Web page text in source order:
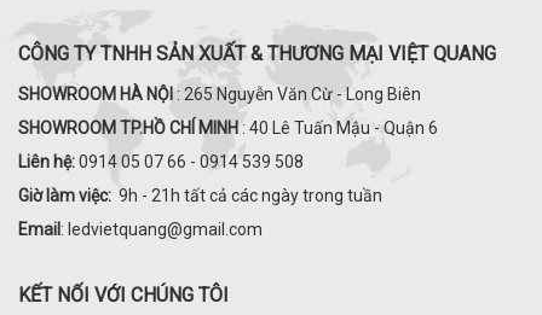
CÔNG TY TNHH SẢN XUẤT & THƯƠNG MẠI VIỆT QUANG
SHOWROOM HÀ NỘI : 265 Nguyễn Văn Cừ - Long Biên
SHOWROOM TP.HỒ CHÍ MINH : 40 Lê Tuấn Mậu - Quận 6
Liên hệ:0914 05 07 66 - 0914 539 508
Giờ làm việc: 9h - 21h tất cả các ngày trong tuần
Email : ledvietquang@gmail.com
KẾT NỐI VỚI CHÚNG TÔI